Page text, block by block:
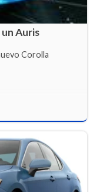
Auris
Corolla